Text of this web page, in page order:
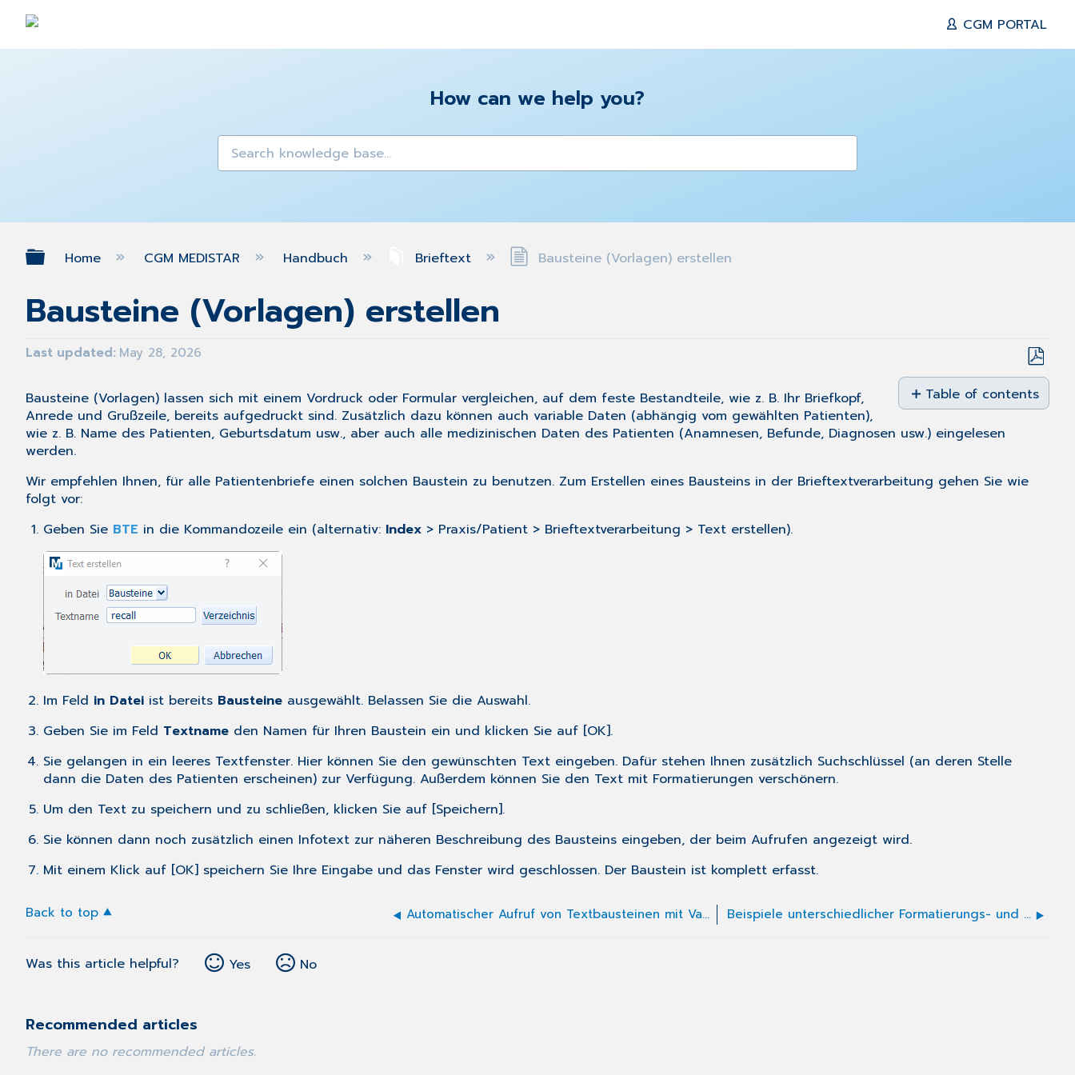
CGM PORTAL
How can we help you?
Expand/collapse global hierarchy
Home CGM MEDISTAR Handbuch Brieftext Bausteine (Vorlagen) erstellen
Bausteine (Vorlagen) erstellen
Last updated May 28, 2026
Save
as
PDF
Table of contents
No
headers
Bausteine (Vorlagen) lassen sich mit einem Vordruck oder Formular vergleichen, auf dem feste Bestandteile, wie z. B. Ihr Briefkopf,
Anrede und Grußzeile, bereits aufgedruckt sind. Zusätzlich dazu können auch variable Daten (abhängig vom gewählten Patienten),
wie z. B. Name des Patienten, Geburtsdatum usw., aber auch alle medizinischen Daten des Patienten (Anamnesen, Befunde, Diagnosen usw.) eingelesen
werden.
Wir empfehlen Ihnen, für alle Patientenbriefe einen solchen Baustein zu benutzen. Zum Erstellen eines Bausteins in der Brieftextverarbeitung gehen Sie wie
folgt vor:
Geben Sie BTE in die Kommandozeile ein (alternativ: Index > Praxis/Patient > Brieftextverarbeitung > Text erstellen).
Im Feld in Datei ist bereits Bausteine ausgewählt. Belassen Sie die Auswahl.
Geben Sie im Feld Textname den Namen für Ihren Baustein ein und klicken Sie auf [OK].
Sie gelangen in ein leeres Textfenster. Hier können Sie den gewünschten Text eingeben. Dafür stehen Ihnen zusätzlich Suchschlüssel (an deren Stelle
dann die Daten des Patienten erscheinen) zur Verfügung. Außerdem können Sie den Text mit Formatierungen verschönern.
Um den Text zu speichern und zu schließen, klicken Sie auf [Speichern].
Sie können dann noch zusätzlich einen Infotext zur näheren Beschreibung des Bausteins eingeben, der beim Aufrufen angezeigt wird.
Mit einem Klick auf [OK] speichern Sie Ihre Eingabe und das Fenster wird geschlossen. Der Baustein ist komplett erfasst.
Back to top Automatischer Aufruf von Textbausteinen mit Variablenersetzung Beispiele unterschiedlicher Formatierungs- und Umbruchmöglichkeiten
Was this article helpful? Yes No
Recommended articles
There are no recommended articles.